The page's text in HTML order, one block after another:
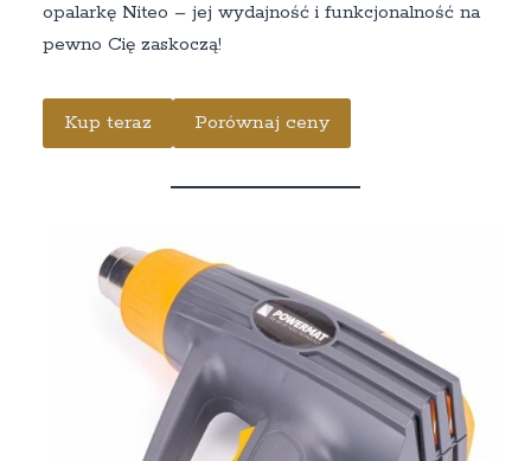
opalarkę Niteo – jej wydajność i funkcjonalność na
pewno Cię zaskoczą!
Kup teraz Porównaj ceny